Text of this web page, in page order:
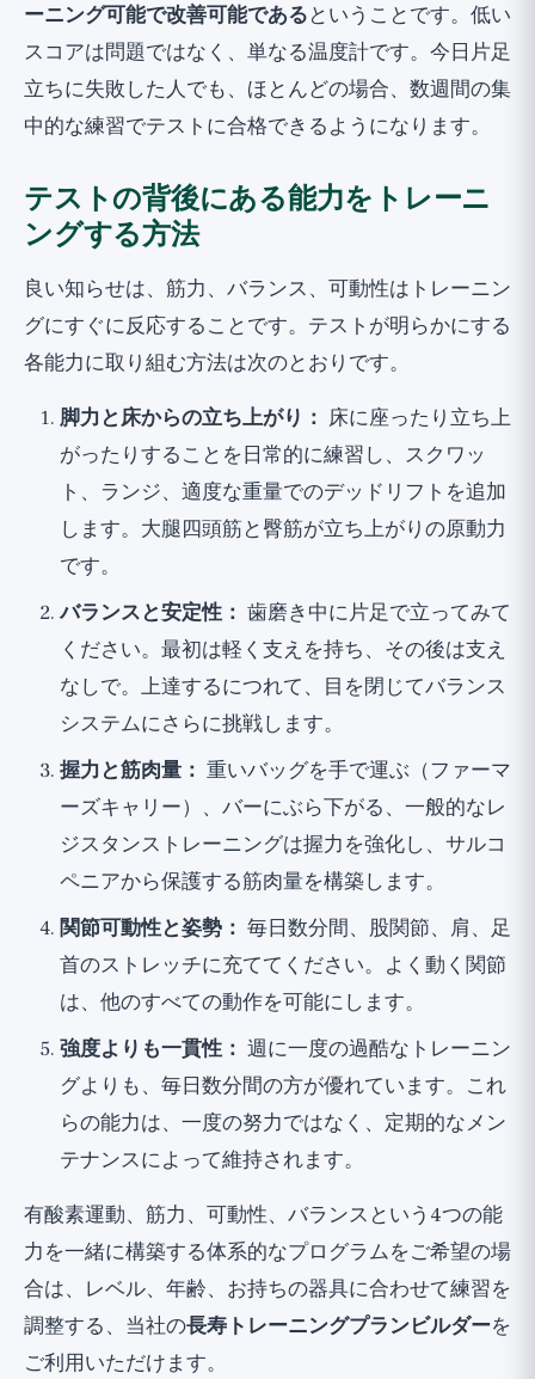
ーニング可能で改善可能であるということです。低い
スコアは問題ではなく、単なる温度計です。今日片足
立ちに失敗した人でも、ほとんどの場合、数週間の集
中的な練習でテストに合格できるようになります。
テストの背後にある能力をトレーニ
ングする方法
良い知らせは、筋力、バランス、可動性はトレーニン
グにすぐに反応することです。テストが明らかにする
各能力に取り組む方法は次のとおりです。
脚力と床からの立ち上がり： 床に座ったり立ち上
がったりすることを日常的に練習し、スクワッ
ト、ランジ、適度な重量でのデッドリフトを追加
します。大腿四頭筋と臀筋が立ち上がりの原動力
です。
バランスと安定性： 歯磨き中に片足で立ってみて
ください。最初は軽く支えを持ち、その後は支え
なしで。上達するにつれて、目を閉じてバランス
システムにさらに挑戦します。
握力と筋肉量： 重いバッグを手で運ぶ（ファーマ
ーズキャリー）、バーにぶら下がる、一般的なレ
ジスタンストレーニングは握力を強化し、サルコ
ペニアから保護する筋肉量を構築します。
関節可動性と姿勢： 毎日数分間、股関節、肩、足
首のストレッチに充ててください。よく動く関節
は、他のすべての動作を可能にします。
強度よりも一貫性： 週に一度の過酷なトレーニン
グよりも、毎日数分間の方が優れています。これ
らの能力は、一度の努力ではなく、定期的なメン
テナンスによって維持されます。
有酸素運動、筋力、可動性、バランスという4つの能
力を一緒に構築する体系的なプログラムをご希望の場
合は、レベル、年齢、お持ちの器具に合わせて練習を
調整する、当社の長寿トレーニングプランビルダーを
ご利用いただけます。